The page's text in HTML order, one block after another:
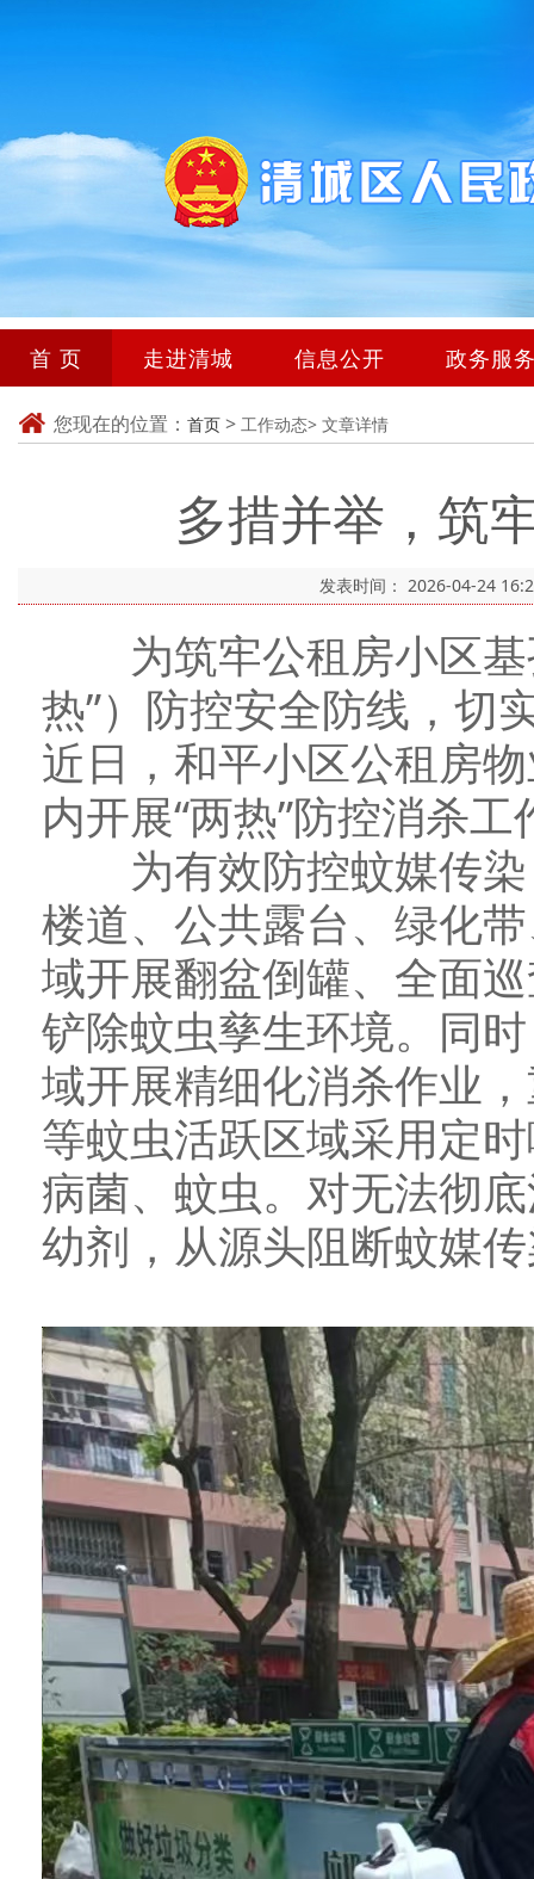
首 页 走进清城 信息公开 政务服
您现在的位置： 首页 > 工作动态> 文章详情
多措并举，筑
发表时间： 2026-04-24
为筑牢公租房小区基
热”）防控安全防线，切
近日，和平小区公租房
内开展“两热”防控消杀工
为有效防控蚊媒传染
楼道、公共露台、绿化
域开展翻盆倒罐、全面
铲除蚊虫孳生环境。同
域开展精细化消杀作业
等蚊虫活跃区域采用定
病菌、蚊虫。对无法彻
幼剂，从源头阻断蚊媒